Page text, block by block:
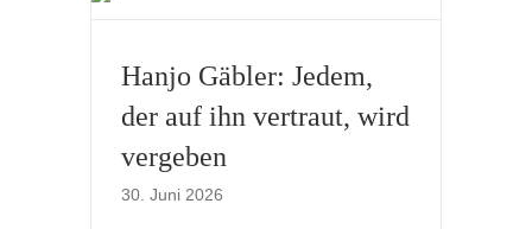
Hanjo Gäbler: Jedem,
der auf ihn vertraut, wird
vergeben
30. Juni 2026